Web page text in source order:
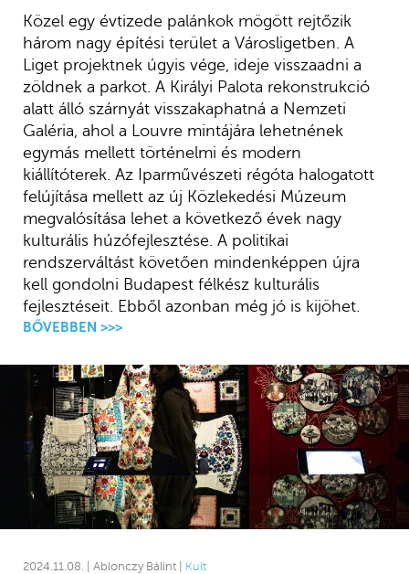
Közel egy évtizede palánkok mögött rejtőzik
három nagy építési terület a Városligetben. A
Liget projektnek úgyis vége, ideje visszaadni a
zöldnek a parkot. A Királyi Palota rekonstrukció
alatt álló szárnyát visszakaphatná a Nemzeti
Galéria, ahol a Louvre mintájára lehetnének
egymás mellett történelmi és modern
kiállítóterek. Az Iparművészeti régóta halogatott
felújítása mellett az új Közlekedési Múzeum
megvalósítása lehet a következő évek nagy
kulturális húzófejlesztése. A politikai
rendszerváltást követően mindenképpen újra
kell gondolni Budapest félkész kulturális
fejlesztéseit. Ebből azonban még jó is kijöhet.
BŐVEBBEN >>>
2024.11.08. | Ablonczy Bálint | Kult